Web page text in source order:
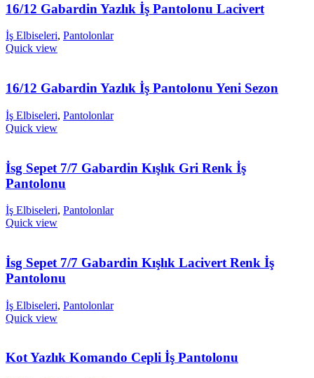
16/12 Gabardin Yazlık İş Pantolonu Lacivert
İş Elbiseleri, Pantolonlar
Quick view
16/12 Gabardin Yazlık İş Pantolonu Yeni Sezon
İş Elbiseleri, Pantolonlar
Quick view
İsg Sepet 7/7 Gabardin Kışlık Gri Renk İş
Pantolonu
İş Elbiseleri, Pantolonlar
Quick view
İsg Sepet 7/7 Gabardin Kışlık Lacivert Renk İş
Pantolonu
İş Elbiseleri, Pantolonlar
Quick view
Kot Yazlık Komando Cepli İş Pantolonu